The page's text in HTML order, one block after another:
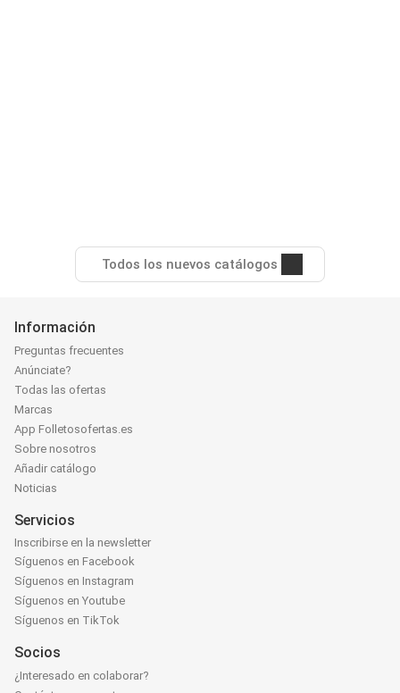
Todos los nuevos catálogos
Información
Preguntas frecuentes
Anúnciate?
Todas las ofertas
Marcas
App Folletosofertas.es
Sobre nosotros
Añadir catálogo
Noticias
Servicios
Inscribirse en la newsletter
Síguenos en Facebook
Síguenos en Instagram
Síguenos en Youtube
Síguenos en TikTok
Socios
¿Interesado en colaborar?